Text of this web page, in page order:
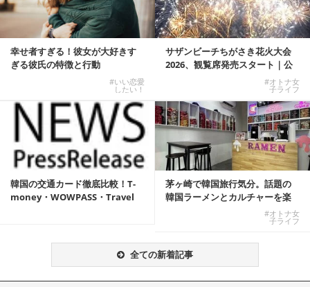
幸せ者すぎる！彼女が大好きす
ぎる彼氏の特徴と行動
#いい恋愛
したい！
サザンビーチちがさき花火大会
2026、観覧席発売スタート｜公
#オトナ女
子ライフ
韓国の交通カード徹底比較！T-
money・WOWPASS・Travel
茅ヶ崎で韓国旅行気分。話題の
韓国ラーメンとカルチャーを楽
#オトナ女
子ライフ
全ての新着記事